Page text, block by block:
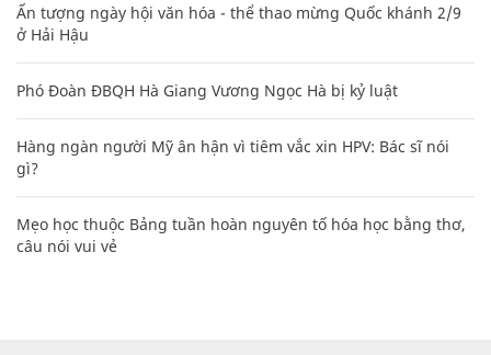
Ấn tượng ngày hội văn hóa - thể thao mừng Quốc khánh 2/9
ở Hải Hậu
Phó Đoàn ĐBQH Hà Giang Vương Ngọc Hà bị kỷ luật
Hàng ngàn người Mỹ ân hận vì tiêm vắc xin HPV: Bác sĩ nói
gì?
Mẹo học thuộc Bảng tuần hoàn nguyên tố hóa học bằng thơ,
câu nói vui vẻ